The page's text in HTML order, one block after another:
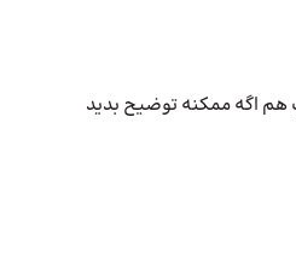
اگه ممکنه توضیح بدید